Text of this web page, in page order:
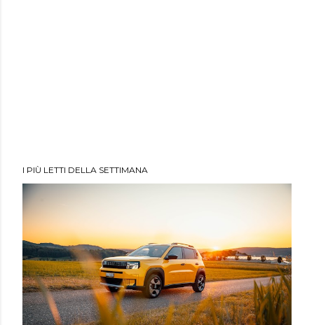
I PIÙ LETTI DELLA SETTIMANA